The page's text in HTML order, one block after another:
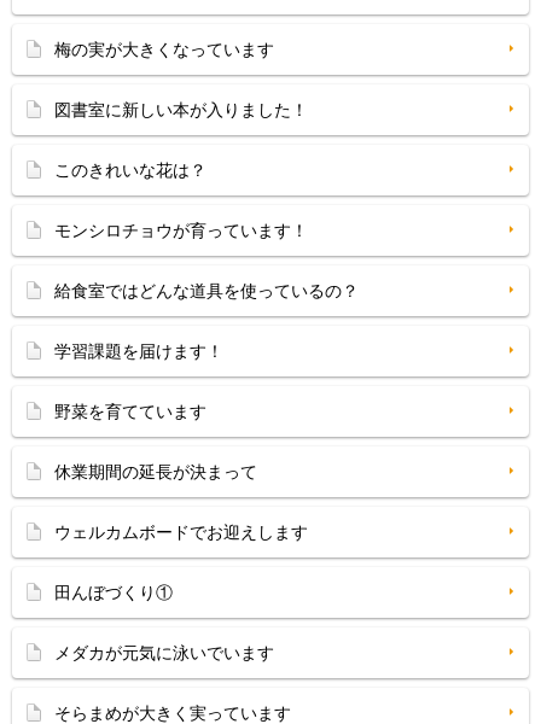
梅の実が大きくなっています
図書室に新しい本が入りました！
このきれいな花は？
モンシロチョウが育っています！
給食室ではどんな道具を使っているの？
学習課題を届けます！
野菜を育てています
休業期間の延長が決まって
ウェルカムボードでお迎えします
田んぼづくり①
メダカが元気に泳いでいます
そらまめが大きく実っています